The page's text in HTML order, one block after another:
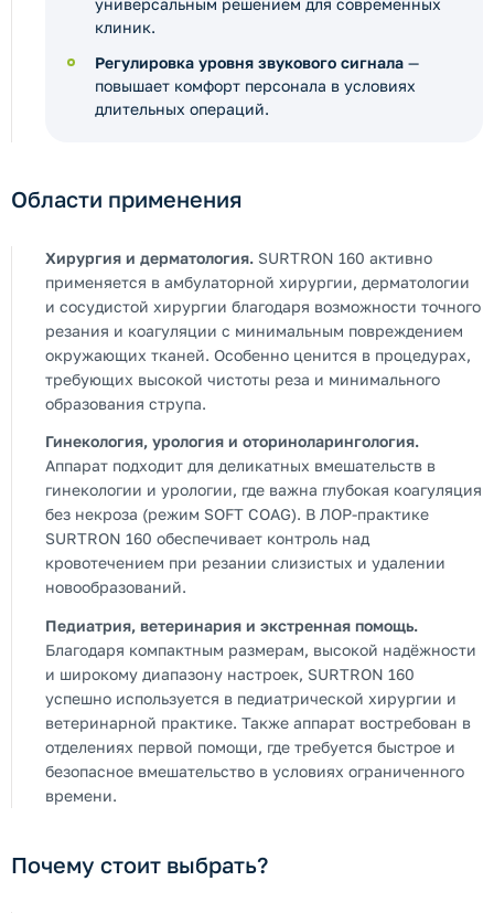
универсальным решением для современных
клиник.
Регулировка уровня звукового сигнала —
повышает комфорт персонала в условиях
длительных операций.
Области применения
Хирургия и дерматология. SURTRON 160 активно
применяется в амбулаторной хирургии, дерматологии
и сосудистой хирургии благодаря возможности точного
резания и коагуляции с минимальным повреждением
окружающих тканей. Особенно ценится в процедурах,
требующих высокой чистоты реза и минимального
образования струпа.
Гинекология, урология и оториноларингология.
Аппарат подходит для деликатных вмешательств в
гинекологии и урологии, где важна глубокая коагуляция
без некроза (режим SOFT COAG). В ЛОР-практике
SURTRON 160 обеспечивает контроль над
кровотечением при резании слизистых и удалении
новообразований.
Педиатрия, ветеринария и экстренная помощь.
Благодаря компактным размерам, высокой надёжности
и широкому диапазону настроек, SURTRON 160
успешно используется в педиатрической хирургии и
ветеринарной практике. Также аппарат востребован в
отделениях первой помощи, где требуется быстрое и
безопасное вмешательство в условиях ограниченного
времени.
Почему стоит выбрать?